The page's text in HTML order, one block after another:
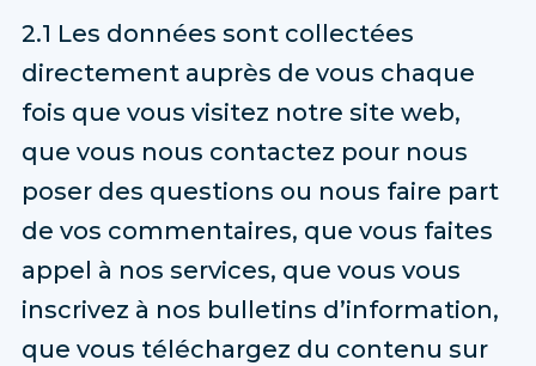
2.1 Les données sont collectées
directement auprès de vous chaque
fois que vous visitez notre site web,
que vous nous contactez pour nous
poser des questions ou nous faire part
de vos commentaires, que vous faites
appel à nos services, que vous vous
inscrivez à nos bulletins d’information,
que vous téléchargez du contenu sur